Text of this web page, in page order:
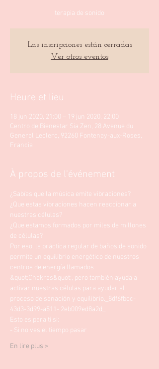
terapia de sonido
Las inscripciones están cerradas
Ver otros eventos
Heure et lieu
18 jun 2020, 21:00 – 19 jun 2020, 22:00
Centro de Bienestar Sia Zen, 28 Avenue du
General Leclerc, 92260 Fontenay-aux-Roses,
Francia
À propos de l'événement
¿Sabías que la música emite vibraciones?
¿Que estas vibraciones hacen reaccionar a
nuestras células?
¿Que estamos formados por miles de millones
de células?
Por eso, la práctica regular de baños de sonido
permite un equilibrio energético de nuestros
centros de energía llamados
&quot;Chakras&quot;, pero también ayuda a
activar nuestras células para ayudar al
proceso de sanación y equilibrio._8df6fbcc-
43d3-3d99-a511- 2eb009ed8a2d_
Esto es para ti si:
- Si no ves el tiempo pasar
En lire plus >